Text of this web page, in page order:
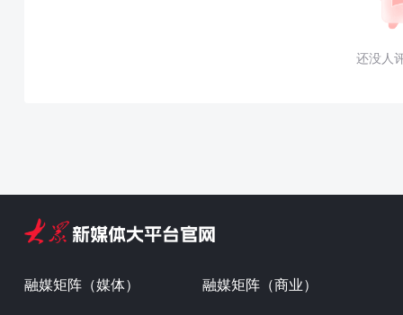
还没人
融媒矩阵（媒体） 融媒矩阵（商业）